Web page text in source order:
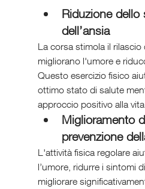
Riduzione dello
dell’ansia
La corsa stimola il
migliorano l'umore e
Questo esercizio fisico
ottimo stato di salute
approccio positivo alla
Miglioramento
prevenzione
L'attività fisica regolare
l’umore, ridurre i sintomi
migliorare